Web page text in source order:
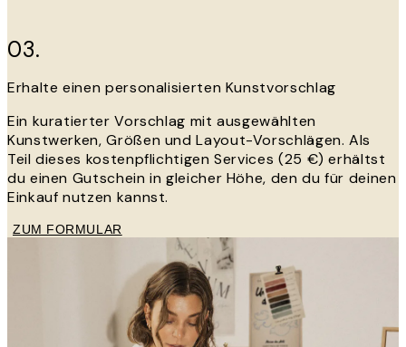
03.
Erhalte einen personalisierten Kunstvorschlag
Ein kuratierter Vorschlag mit ausgewählten
Kunstwerken, Größen und Layout-Vorschlägen. Als
Teil dieses kostenpflichtigen Services (25 €) erhältst
du einen Gutschein in gleicher Höhe, den du für deinen
Einkauf nutzen kannst.
ZUM FORMULAR